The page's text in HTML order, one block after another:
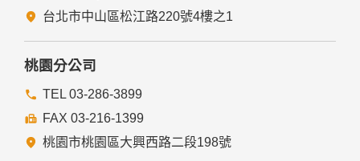
五、與第三人共用個人資料之政策
本網站絕不會提供、交換、出租或出售任何您的個人資料給其
他個人、團體、私人企業或公務機關，但有法律依據或合約義
務者，不在此限。
前項但書之情形包括不限於：
經由您書面同意。
法律明文規定。
台北市中山區松江路220號4樓之1
桃園分公司
TEL 03-286-3899
FAX 03-216-1399
桃園市桃園區大興西路二段198號